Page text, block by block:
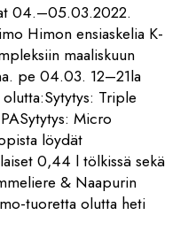
04.–05.03.2022.
Himon ensiaskelia K-
maaliskuun
pe 04.03. 12–21la
Triple
Micro
löydät
0,44 l tölkissä sekä
& Naapurin
tuoretta olutta heti